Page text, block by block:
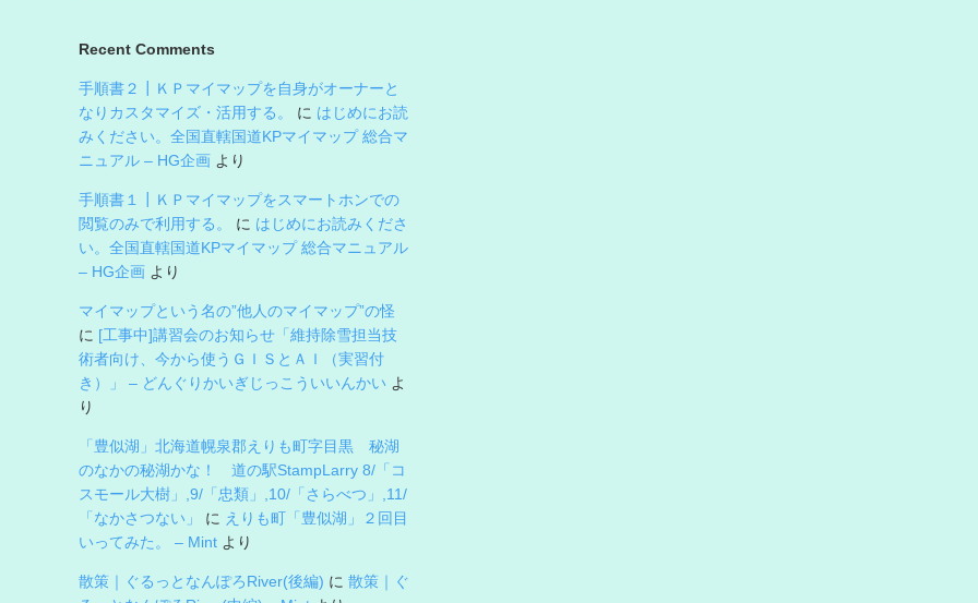
Recent Comments
手順書２┃ＫＰマイマップを自身がオーナーと
なりカスタマイズ・活用する。
に はじめにお読
みください。全国直轄国道KPマイマップ 総合マ
ニュアル – HG企画 より
手順書１┃ＫＰマイマップをスマートホンでの
閲覧のみで利用する。
に はじめにお読みくださ
い。全国直轄国道KPマイマップ 総合マニュアル
– HG企画 より
マイマップという名の”他人のマイマップ”の怪
に [工事中]講習会のお知らせ「維持除雪担当技
術者向け、今から使うＧＩＳとＡＩ（実習付
き）」 – どんぐりかいぎじっこういいんかい よ
り
「豊似湖」北海道幌泉郡えりも町字目黒 秘湖
のなかの秘湖かな！ 道の駅StampLarry 8/「コ
スモール大樹」,9/「忠類」,10/「さらべつ」,11/
「なかさつない」
に えりも町「豊似湖」２回目
いってみた。 – Mint より
散策｜ぐるっとなんぽろRiver(後編) に 散策｜ぐ